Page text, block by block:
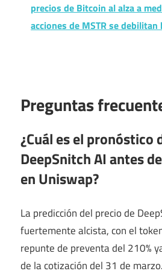
precios de Bitcoin al alza a
acciones de MSTR se
Preguntas
¿Cuál es el pronóstico
DeepSnitch AI antes
en Uniswap?
La predicción del precio de
fuertemente alcista, con el
repunte de preventa del 210%
de la cotización del 31 de marzo.